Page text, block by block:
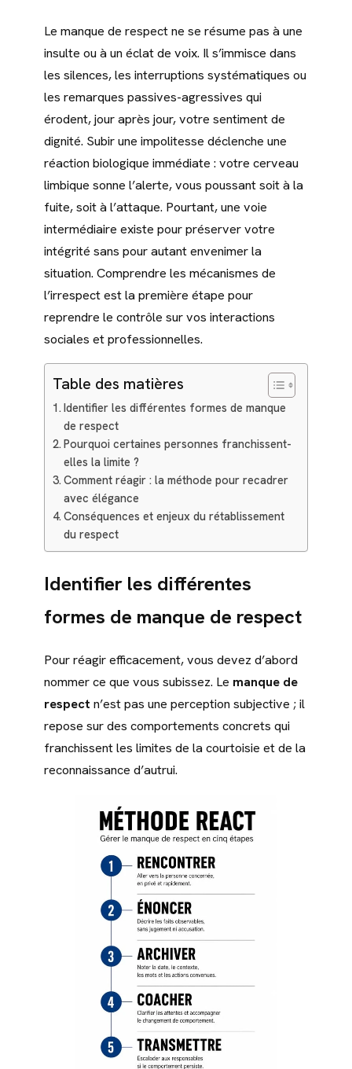
Le manque de respect ne se résume pas à une
insulte ou à un éclat de voix. Il s’immisce dans
les silences, les interruptions systématiques ou
les remarques passives-agressives qui
érodent, jour après jour, votre sentiment de
dignité. Subir une impolitesse déclenche une
réaction biologique immédiate : votre cerveau
limbique sonne l’alerte, vous poussant soit à la
fuite, soit à l’attaque. Pourtant, une voie
intermédiaire existe pour préserver votre
intégrité sans pour autant envenimer la
situation. Comprendre les mécanismes de
l’irrespect est la première étape pour
reprendre le contrôle sur vos interactions
sociales et professionnelles.
Table des matières
Identifier les différentes formes de manque
de respect
Pourquoi certaines personnes franchissent-
elles la limite ?
Comment réagir : la méthode pour recadrer
avec élégance
Conséquences et enjeux du rétablissement
du respect
Identifier les différentes
formes de manque de respect
Pour réagir efficacement, vous devez d’abord
nommer ce que vous subissez. Le manque de
respect n’est pas une perception subjective ; il
repose sur des comportements concrets qui
franchissent les limites de la courtoisie et de la
reconnaissance d’autrui.